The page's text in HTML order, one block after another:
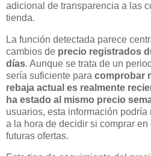
adicional de transparencia a las
tienda.
La función detectada parece
cambios de precio registrados
días. Aunque se trata de un
sería suficiente para comprobar
rebaja actual es realmente
ha estado al mismo precio
usuarios, esta información podría
a la hora de decidir si comprar
futuras ofertas.